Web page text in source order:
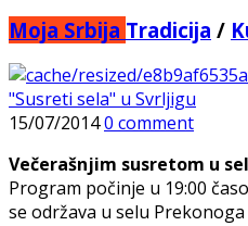
Moja Srbija Tradicija /
"Susreti sela" u Svrljigu
15/07/20140 comment
Večerašnjim susretom u
Program počinje u 19:00
se održava u selu